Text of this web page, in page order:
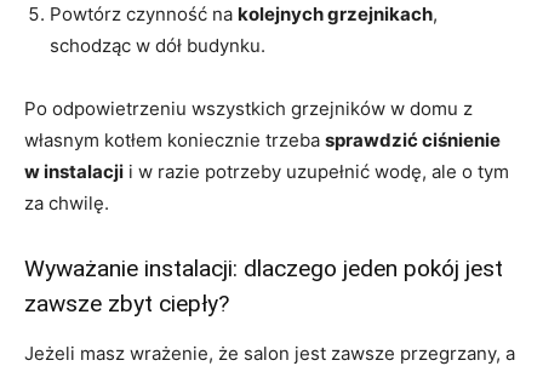
Powtórz czynność na kolejnych grzejnikach,
schodząc w dół budynku.
Po odpowietrzeniu wszystkich grzejników w domu z
własnym kotłem koniecznie trzeba sprawdzić ciśnienie
w instalacji i w razie potrzeby uzupełnić wodę, ale o tym
za chwilę.
Wyważanie instalacji: dlaczego jeden pokój jest
zawsze zbyt ciepły?
Jeżeli masz wrażenie, że salon jest zawsze przegrzany, a